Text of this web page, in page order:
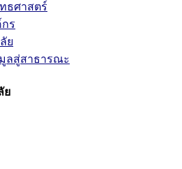
ธศาสตร์
ร
ย
ลสู่สาธารณะ
ย